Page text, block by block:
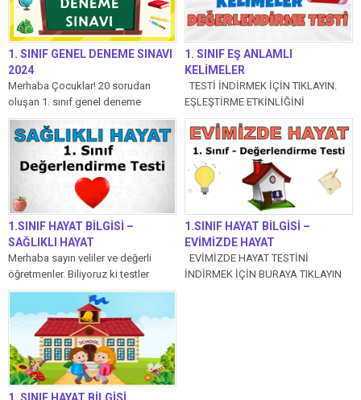
1. SINIF GENEL DENEME SINAVI
2024
Merhaba Çocuklar! 20 sorudan
oluşan 1. sınıf genel deneme
sınavımızda her soru 5 puandır.
Aşağıdaki...
1. SINIF EŞ ANLAMLI
KELİMELER
TESTİ İNDİRMEK İÇİN TIKLAYIN.
EŞLEŞTİRME ETKİNLİĞİNİ
İNDİRMEK İÇİN TIKLAYIN.
Anlamları aynı yazılışları farklı...
1.SINIF HAYAT BİLGİSİ –
SAĞLIKLI HAYAT
Merhaba sayın veliler ve değerli
öğretmenler. Biliyoruz ki testler
1.sınıf için ağır olabilecek eğitim-
öğretim materyallerinden...
1.SINIF HAYAT BİLGİSİ –
EVİMİZDE HAYAT
EVİMİZDE HAYAT TESTİNİ
İNDİRMEK İÇİN BURAYA TIKLAYIN